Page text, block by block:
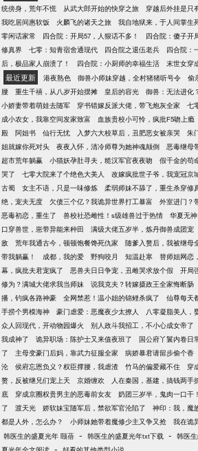
统傍身，荒年不慌
从武大郎开始的快穿之旅 穿越后外挂是只
我吃居间惠软饭
火麟飞的诸天之旅 我自地狱来，于人间掌生
零闲话家常
四合院：开局57，人狠话不多！ 四合院：傻子开
修真界
七零：知青宿舍通现代 四合院之退伍老兵 四合院：
后，极品家人崩溃了！
四合院：小厨师的幸福生活 末世女穿
最近更新 港夜熟色 御兽小师妹穿越，全村猪猪听号令 偷
腰
重生千禧，从八岁开始摆摊 皇后的容光 御兽：无法进化
小娇妻带着萌娃去随军
穿书错嫁反派大佬，带飞炮灰全家 七
成小农女，我靠空间发家致富
血族贵校小可怜，疯批F5吻上瘾
殿
阿姐书 仙行无忧 入梦六大校草后，丑肥恶女被亲哭 朱
姐就嫁你死对头
夜夜入怀，清冷师尊为她神魂颠倒 恶毒继母
超市荒年躺赢
小猫妖孕肚寻夫，糙汉军官夜夜吻 假千金的苟
哭了
七零大院来了个绝色大美人 改嫁疯批世子爷，我宠冠京
古蜀
女主不语，只是一味修炼 柔弱师妹不舔了，重生杀穿修
绝，宠夫无度
欠债三个亿？我诡异世界打工暴富 外室进门？
恶毒初恋，重生了
兽校社恐雌性！s级雄兽过于热情 华夏无
口穿兽世，崽带异能来种田
满级大佬五岁半，炼丹御兽成团宠
敌
荒年我通古今，顿顿饱餐馋死仇家 随爹入赘后，我被继母
带我躺赢！
成都，我的爱 野狗咬月 知温赴寒 替师姐网恋
幕，疯批夫君宠疯了
恶兽夫日日争宠，丑雌哭求放个假 开局
修为？满城大佬求我当师妹
说我克夫？转嫁摄政王全家悔断肠
播，钓疯各路神豪
全网禁惹！温小姐的锦鲤杀疯了 仙尊每天
手捞个男模海神
豪门虐爱：恶魔夜少太撩人 八零凝脂美人，
众人回现代，开动物园爆火
别人政斗我招工，不小心成女帝了
我成神了
诡异职场：陈护士又来值夜班了 国公府丫鬟内卷日
了
主母变豪门后妈，靠武力征服全家 病娇暴君请留步偷个香
沦
侯府忘恩负义？权臣撑腰，我虐渣 竹马的偏爱藏不住 穿
赘，反被继兄们宠上天
京婚缠欢 人在秦国，基建，搞钱两手
底
穿成京圈权贵男主的恶毒前女友 奶团三岁半，鬼肉一口干！
了
渡天光 娇软妹宝随军后，禁欲军官沦陷了 神印：我，魔
都是人外，怎么办？
小师妹她带着魔修少主又争又抢
我在诡
韩医生的盛夏光年 颐蓓 - 韩医生的盛夏光年txt下载 - 韩医
-